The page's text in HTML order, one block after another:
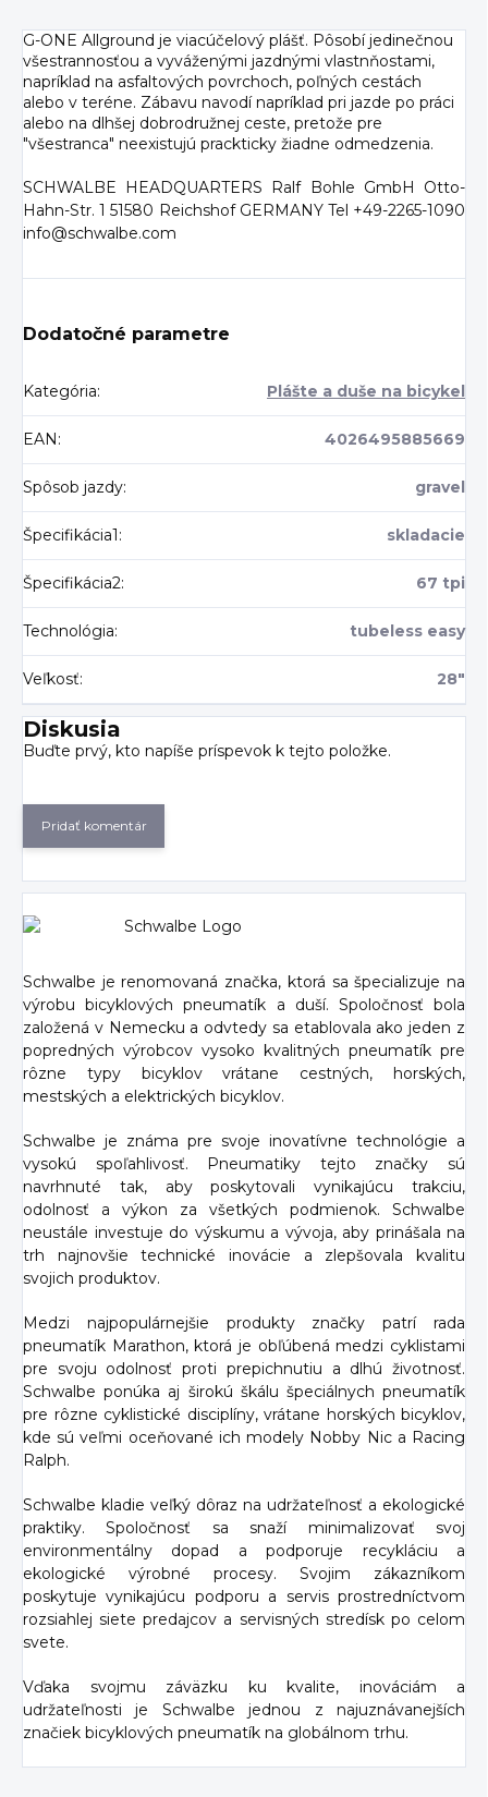
G-ONE Allground je viacúčelový plášť. Pôsobí jedinečnou
všestrannosťou a vyváženými jazdnými vlastnňostami,
napríklad na asfaltových povrchoch, poľných cestách
alebo v teréne. Zábavu navodí napríklad pri jazde po práci
alebo na dlhšej dobrodružnej ceste, pretože pre
"všestranca" neexistujú prackticky žiadne odmedzenia.
SCHWALBE HEADQUARTERS Ralf Bohle GmbH Otto-
Hahn-Str. 1 51580 Reichshof GERMANY Tel +49-2265-1090
info@schwalbe.com
Dodatočné parametre
Kategória: Plášte a duše na bicykel
EAN : 4026495885669
Spôsob jazdy: gravel
Špecifikácia1 : skladacie
Špecifikácia2: 67 tpi
Technológia: tubeless easy
Veľkosť: 28"
Diskusia
Buďte prvý, kto napíše príspevok k tejto položke.
Pridať komentár
Schwalbe je renomovaná značka, ktorá sa špecializuje na
výrobu bicyklových pneumatík a duší. Spoločnosť bola
založená v Nemecku a odvtedy sa etablovala ako jeden z
popredných výrobcov vysoko kvalitných pneumatík pre
rôzne typy bicyklov vrátane cestných, horských,
mestských a elektrických bicyklov.
Schwalbe je známa pre svoje inovatívne technológie a
vysokú spoľahlivosť. Pneumatiky tejto značky sú
navrhnuté tak, aby poskytovali vynikajúcu trakciu,
odolnosť a výkon za všetkých podmienok. Schwalbe
neustále investuje do výskumu a vývoja, aby prinášala na
trh najnovšie technické inovácie a zlepšovala kvalitu
svojich produktov.
Medzi najpopulárnejšie produkty značky patrí rada
pneumatík Marathon, ktorá je obľúbená medzi cyklistami
pre svoju odolnosť proti prepichnutiu a dlhú životnosť.
Schwalbe ponúka aj širokú škálu špeciálnych pneumatík
pre rôzne cyklistické disciplíny, vrátane horských bicyklov,
kde sú veľmi oceňované ich modely Nobby Nic a Racing
Ralph.
Schwalbe kladie veľký dôraz na udržateľnosť a ekologické
praktiky. Spoločnosť sa snaží minimalizovať svoj
environmentálny dopad a podporuje recykláciu a
ekologické výrobné procesy. Svojim zákazníkom
poskytuje vynikajúcu podporu a servis prostredníctvom
rozsiahlej siete predajcov a servisných stredísk po celom
svete.
Vďaka svojmu záväzku ku kvalite, inováciám a
udržateľnosti je Schwalbe jednou z najuznávanejších
značiek bicyklových pneumatík na globálnom trhu.